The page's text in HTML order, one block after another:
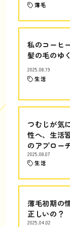
薄毛
私のコーヒ
髪の毛のゆ
2025.08.19
生活
つむじが気
性へ、生活
のアプロー
2025.08.07
生活
薄毛初期の
正しいの？
2025.04.02